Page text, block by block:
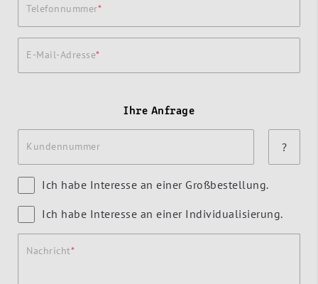
Telefonnummer
E-Mail-Adresse
Ihre Anfrage
Kundennummer ?
Ich habe Interesse an einer Großbestellung.
Ich habe Interesse an einer Individualisierung.
Nachricht